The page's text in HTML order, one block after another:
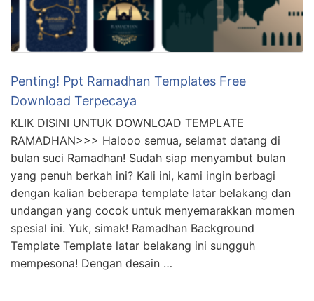
Penting! Ppt Ramadhan Templates Free
Download Terpecaya
KLIK DISINI UNTUK DOWNLOAD TEMPLATE
RAMADHAN>>> Halooo semua, selamat datang di
bulan suci Ramadhan! Sudah siap menyambut bulan
yang penuh berkah ini? Kali ini, kami ingin berbagi
dengan kalian beberapa template latar belakang dan
undangan yang cocok untuk menyemarakkan momen
spesial ini. Yuk, simak! Ramadhan Background
Template Template latar belakang ini sungguh
mempesona! Dengan desain …